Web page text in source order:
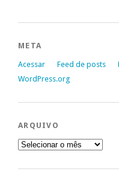
META
Acessar Feed de posts
WordPress.org
ARQUIVO
Arquivo